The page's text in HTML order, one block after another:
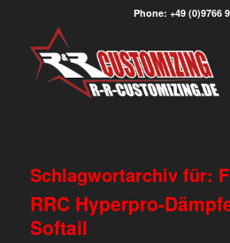
Phone: +49 (0)9766
Schlagwortarchiv für:
RRC Hyperpro-
Softail